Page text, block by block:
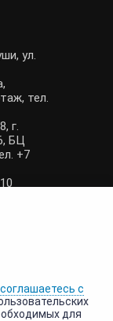
ул.
тел.
г.
БЦ
+7
соглашаетесь с
для